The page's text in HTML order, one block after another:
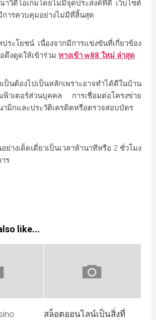
วิดีโอเกมโดยไม่มีจุดประสงค์ที่ดี เว็บไซต์
ารควบคุมอย่างไม่มีที่สิ้นสุด
ระโยชน์ เนื่องจากมีการแข่งขันที่เกี่ยวข้อง
ดึงดูดให้เข้าร่วม ทางเข้า w88 ใหม่ ล่าสุด
นต้องไปเป็นหลักเพราะอาจทำได้ดีในบ้าน
วเตอร์ส่วนบุคคล การเชื่อมต่อโครงข่าย
มิกและประวัติเครดิตหรือตรวจสอบบัตร
างเด็ดเดี่ยวเป็นเวลาห้านาทีหรือ 2 ชั่วโมง
ร
like...
สล็อตออนไลน์เป็นสิ่งที่